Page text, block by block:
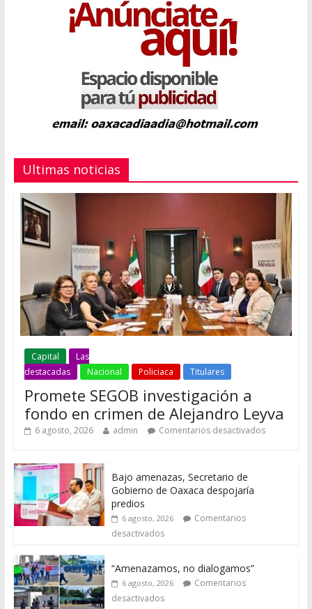
Ultimas noticias
Capital
Las
destacadas
Nacional Policiaca Titulares
Promete SEGOB investigación a
fondo en crimen de Alejandro Leyva
6 agosto, 2026 admin Comentarios desactivados
Bajo amenazas, Secretario de
Gobierno de Oaxaca despojaría
predios
6 agosto, 2026
Comentarios
desactivados
“Amenazamos, no dialogamos”
6 agosto, 2026
Comentarios
desactivados